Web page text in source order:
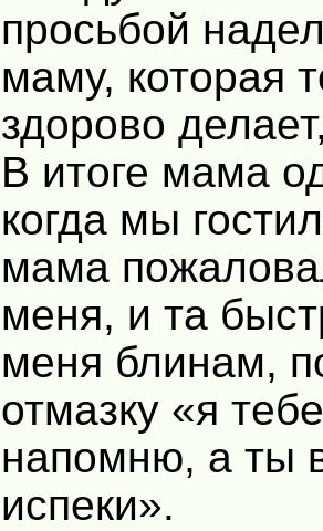
просьбой
маму, которая
здорово
В итоге мама
когда мы
мама
меня, и та
меня блинам,
отмазку «я
напомню, а ты
испеки».